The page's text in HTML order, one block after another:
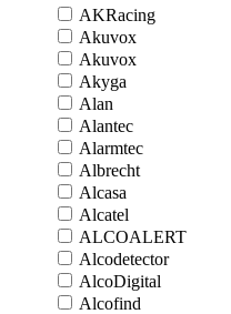
AKRacing
Akuvox
Akuvox
Akyga
Alan
Alantec
Alarmtec
Albrecht
Alcasa
Alcatel
ALCOALERT
Alcodetector
AlcoDigital
Alcofind